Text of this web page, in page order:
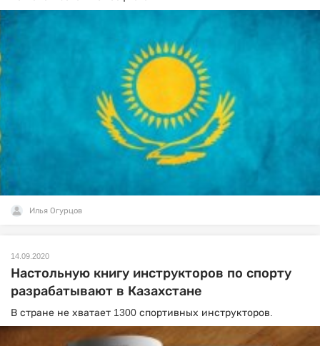
Илья Огурцов
14.09.2020
Настольную книгу инструкторов по спорту
разрабатывают в Казахстане
В стране не хватает 1300 спортивных инструкторов.